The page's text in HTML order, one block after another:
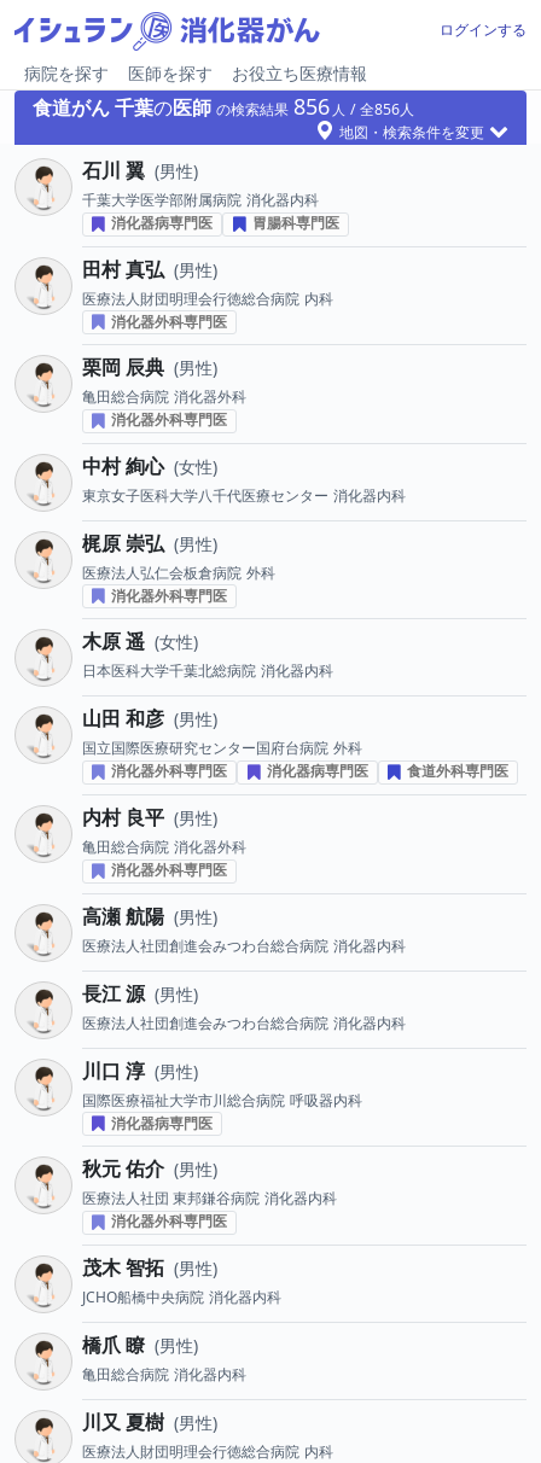
ログインする
病院を探す 医師を探す お役立ち医療情報
食道がん千葉の医師 の検索結果 856 856
地図・検索条件を変更
石川 翼 男性
千葉大学医学部附属病院 消化器内科
消化器病専門医
胃腸科専門医
田村 真弘 男性
医療法人財団明理会行徳総合病院 内科
消化器外科専門医
栗岡 辰典 男性
亀田総合病院 消化器外科
消化器外科専門医
中村 絢心 女性
東京女子医科大学八千代医療センター 消化器内科
梶原 崇弘 男性
医療法人弘仁会板倉病院 外科
消化器外科専門医
木原 遥 女性
日本医科大学千葉北総病院 消化器内科
山田 和彦 男性
国立国際医療研究センター国府台病院 外科
消化器外科専門医
消化器病専門医 食道外科専門医
内村 良平 男性
亀田総合病院 消化器外科
消化器外科専門医
高瀬 航陽 男性
医療法人社団創進会みつわ台総合病院 消化器内科
長江 源 男性
医療法人社団創進会みつわ台総合病院 消化器内科
川口 淳 男性
国際医療福祉大学市川総合病院 呼吸器内科
消化器病専門医
秋元 佑介 男性
医療法人社団 東邦鎌谷病院 消化器内科
消化器外科専門医
茂木 智拓 男性
JCHO船橋中央病院 消化器内科
橋爪 瞭 男性
亀田総合病院 消化器内科
川又 夏樹 男性
医療法人財団明理会行徳総合病院 内科